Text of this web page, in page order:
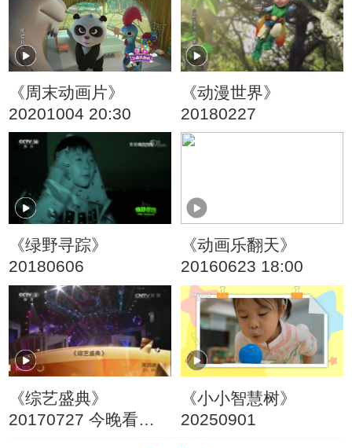
《周末动画片》
20201004 20:30
《动漫世界》
20180227
《绿野寻踪》
20180606
《动画乐翻天》
20160623 18:00
《综艺盛典》
20170727 今晚看你
《小小智慧树》
20250901